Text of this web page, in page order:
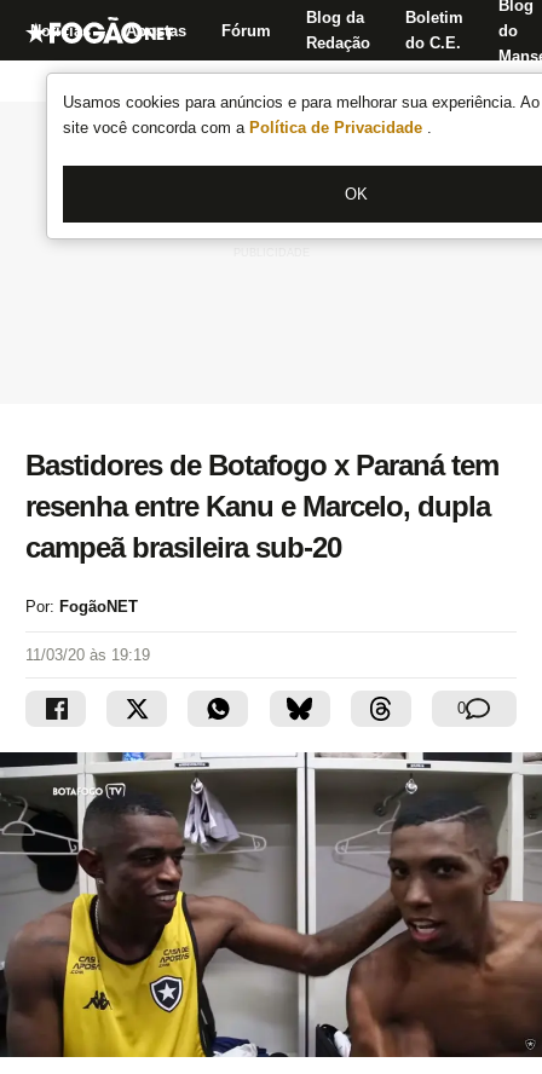
Usamos cookies para anúncios e para melhorar sua experiência.
site você concorda com a Política de Privacidade .
OK
Notícias Apostas Fórum
Blog da
Redação
Boletim
do C.E.
Blog
do
Bastidores de Botafogo x Paraná tem
resenha entre Kanu e Marcelo, dupla
campeã brasileira sub-20
Por: FogãoNET
11/03/20 às 19:19
0